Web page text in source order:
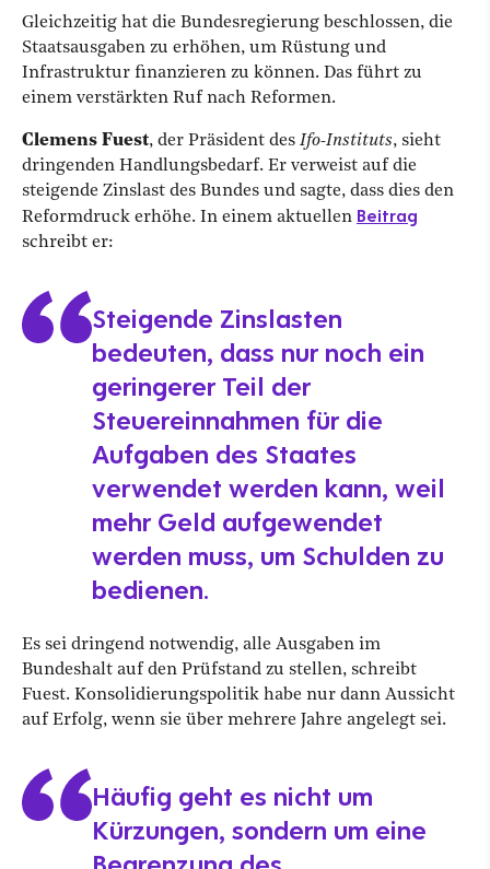
Gleichzeitig hat die Bundesregierung beschlossen, die
Staatsausgaben zu erhöhen, um Rüstung und
Infrastruktur finanzieren zu können. Das führt zu
einem verstärkten Ruf nach Reformen.
Clemens Fuest, der Präsident des Ifo-Instituts, sieht
dringenden Handlungsbedarf. Er verweist auf die
steigende Zinslast des Bundes und sagte, dass dies den
Reformdruck erhöhe. In einem aktuellen Beitrag
schreibt er:
Steigende Zinslasten
bedeuten, dass nur noch ein
geringerer Teil der
Steuereinnahmen für die
Aufgaben des Staates
verwendet werden kann, weil
mehr Geld aufgewendet
werden muss, um Schulden zu
bedienen.
Es sei dringend notwendig, alle Ausgaben im
Bundeshalt auf den Prüfstand zu stellen, schreibt
Fuest. Konsolidierungspolitik habe nur dann Aussicht
auf Erfolg, wenn sie über mehrere Jahre angelegt sei.
Häufig geht es nicht um
Kürzungen, sondern um eine